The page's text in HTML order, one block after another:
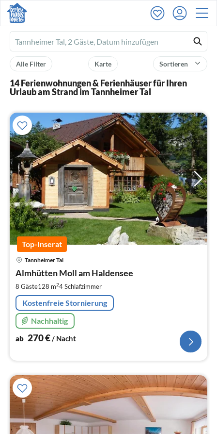
Ferienhausmiete
logo
Sortieren
Karte
Alle Filter
14 Ferienwohnungen & Ferienhäuser für Ihren
Urlaub am Strand im Tannheimer Tal
Top-Inserat
Tannheimer Tal
Almhütten Moll am Haldensee
8 Gäste128 m24Schlafzimmer
Kostenfreie Stornierung
Nachhaltig
ab 270€/ Nacht